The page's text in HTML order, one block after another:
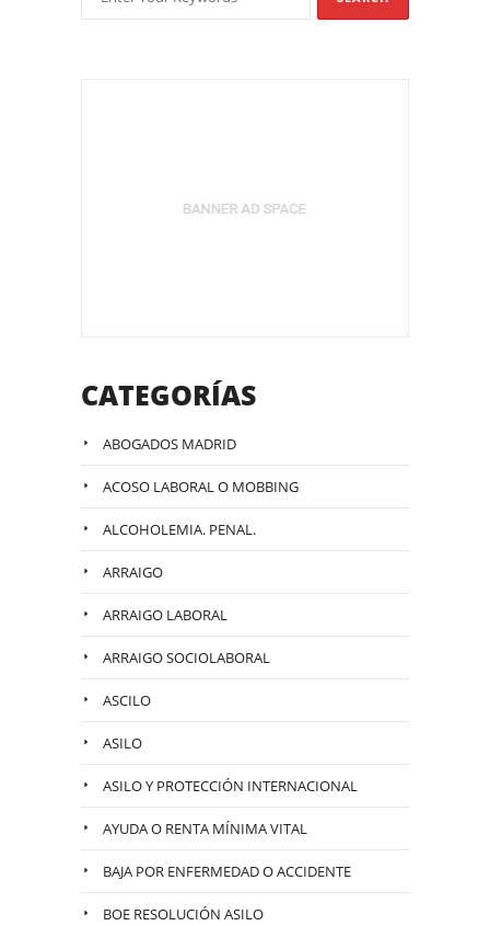
CATEGORÍAS
ABOGADOS MADRID
ACOSO LABORAL O MOBBING
ALCOHOLEMIA. PENAL.
ARRAIGO
ARRAIGO LABORAL
ARRAIGO SOCIOLABORAL
ASCILO
ASILO
ASILO Y PROTECCIÓN INTERNACIONAL
AYUDA O RENTA MÍNIMA VITAL
BAJA POR ENFERMEDAD O ACCIDENTE
BOE RESOLUCIÓN ASILO